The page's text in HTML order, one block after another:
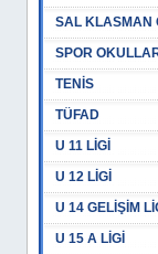
SAL KLASMAN
SPOR
TENİS
TÜFAD
U 11 LİGİ
U 12 LİGİ
U 14 GELİŞİM
U 15 A LİGİ